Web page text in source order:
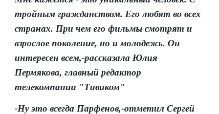
тройным гражданством. Его любят во всех
странах. При чем его фильмы смотрят и
взрослое поколение, но и молодежь. Он
интересен всем,-рассказала Юлия
Пермякова, главный редактор
телекомпании "Тивиком"
-Ну это всегда Парфенов,-отметил Сергей